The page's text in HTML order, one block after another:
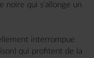
noire qui s’allonge un
interrompue
qui profitent de la